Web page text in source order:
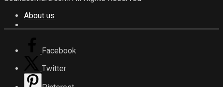
About us
Facebook
Twitter